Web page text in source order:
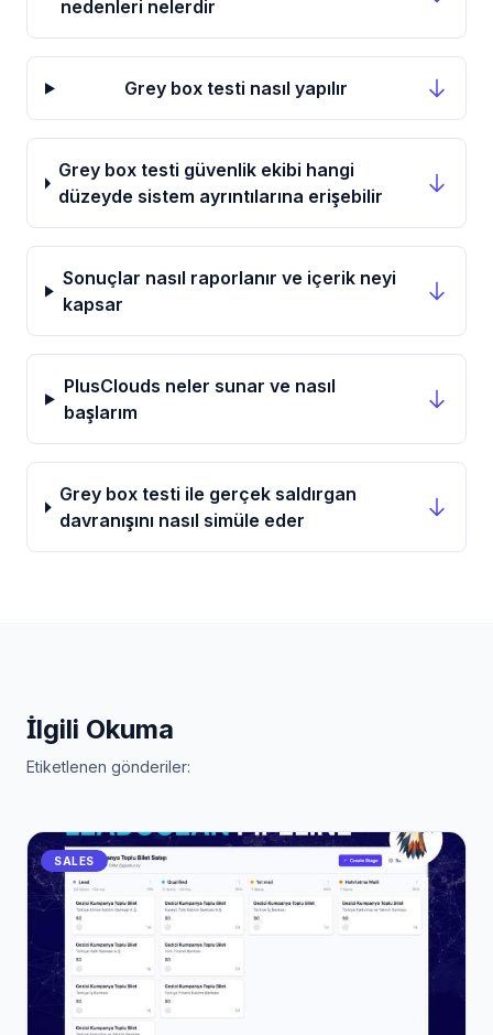
nedenleri nelerdir
Grey box testi nasıl yapılır
Grey box testi güvenlik ekibi hangi
düzeyde sistem ayrıntılarına erişebilir
Sonuçlar nasıl raporlanır ve içerik neyi
kapsar
PlusClouds neler sunar ve nasıl
başlarım
Grey box testi ile gerçek saldırgan
davranışını nasıl simüle eder
İlgili Okuma
Etiketlenen gönderiler:
SALES